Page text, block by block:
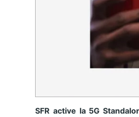
SFR active la 5G